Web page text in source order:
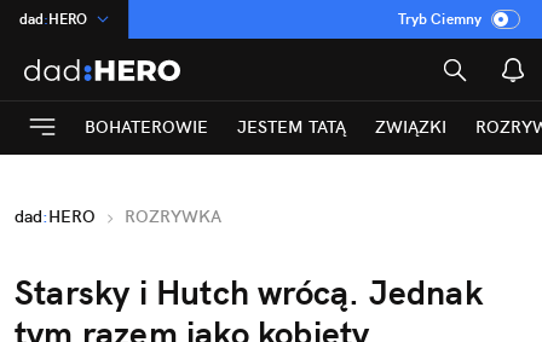
dad:HERO
:Temat
INN:Poland
ASZ:dziennik
Rozrywka
Tryb Ciemny
BOHATEROWIE JESTEM TATĄ ZWIĄZKI
dad:HERO ROZRYWKA
Starsky i Hutch wrócą. Jednak
tym razem jako kobiety